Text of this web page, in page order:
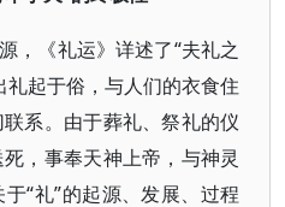
，《礼运》详述了“夫礼之
礼起于俗，与人们的衣食住
系。由于葬礼、祭礼的仪
，事奉天神上帝，与神灵
“礼”的起源、发展、过程